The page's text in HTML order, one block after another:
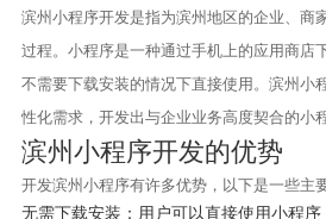
滨州小程序开发是指为滨州地区的企业、商
过程。小程序是一种通过手机上的应用商店
不需要下载安装的情况下直接使用。滨州小
性化需求，开发出与企业业务高度契合的小程
滨州小程序开发的优势
开发滨州小程序有许多优势，以下是一些主
无需下载安装：用户可以直接使用小程